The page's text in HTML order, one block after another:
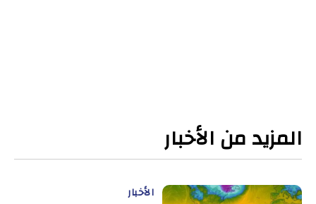
المزيد من الأخبار
الأخبار